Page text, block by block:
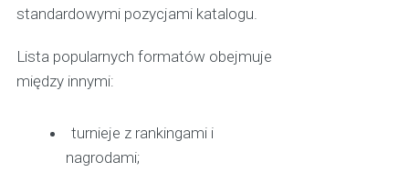
standardowymi pozycjami katalogu.
Lista popularnych formatów obejmuje
między innymi:
turnieje z rankingami i
nagrodami;